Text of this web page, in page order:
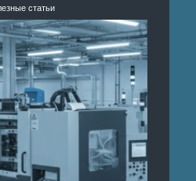
статьи